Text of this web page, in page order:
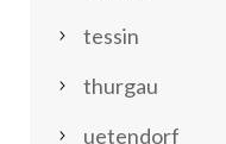
tessin
thurgau
uetendorf